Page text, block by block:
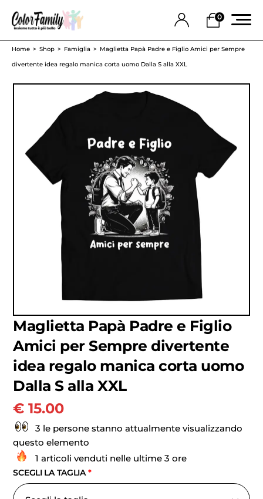
0
Home Shop Famiglia
Maglietta Papà Padre e Figlio Amici per Sempre
divertente idea regalo manica corta uomo Dalla S alla XXL
Maglietta Papà Padre e Figlio
Amici per Sempre divertente
idea regalo manica corta uomo
Dalla S alla XXL
€ 15.00
3 le persone stanno attualmente visualizzando
questo elemento
1 articoli venduti nelle ultime 3 ore
SCEGLI LA TAGLIA*